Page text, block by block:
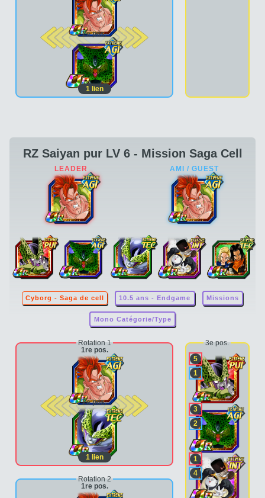
2e pos.
1 lien
RZ Saiyan pur LV 6 - Mission Saga Cell
Cyborg - Saga de cell 10.5 ans - Endgame Missions
Mono Catégorie/Type
Rotation 1
1re pos.
2e pos.
1 lien
Rotation 2
1re pos.
3e pos.
5
1
3
2
1
4